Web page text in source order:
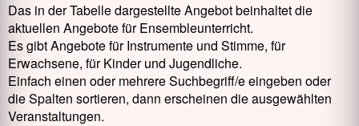
Das in der Tabelle dargestellte Angebot beinhaltet die
aktuellen Angebote für Ensembleunterricht.
Es gibt Angebote für Instrumente und Stimme, für
Erwachsene, für Kinder und Jugendliche.
Einfach einen oder mehrere Suchbegriff/e eingeben oder
die Spalten sortieren, dann erscheinen die ausgewählten
Veranstaltungen.